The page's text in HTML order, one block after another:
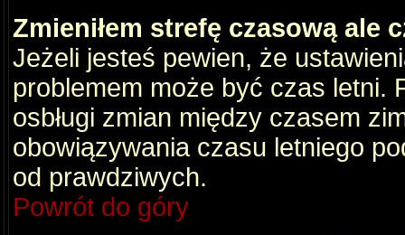
Zmieniłem strefę czasową ale
Jeżeli jesteś pewien, że
problemem może być czas letni.
osbługi zmian między czasem
obowiązywania czasu letniego
od prawdziwych.
Powrót do góry